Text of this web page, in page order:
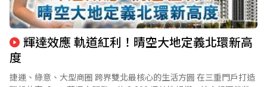
度
捷運、綠意、大型商圈 跨界雙北最核心的生活方圓 在三重門戶打造